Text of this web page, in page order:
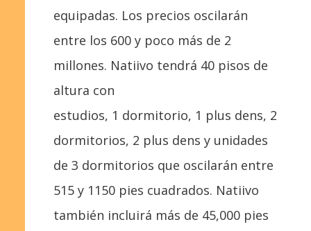
equipadas. Los precios oscilarán
entre los 600 y poco más de 2
millones. Natiivo tendrá 40 pisos de
altura con
estudios, 1 dormitorio, 1 plus dens, 2
dormitorios, 2 plus dens y unidades
de 3 dormitorios que oscilarán entre
515 y 1 150 pies cuadrados. Natiivo
también incluirá más de 45,000 pies